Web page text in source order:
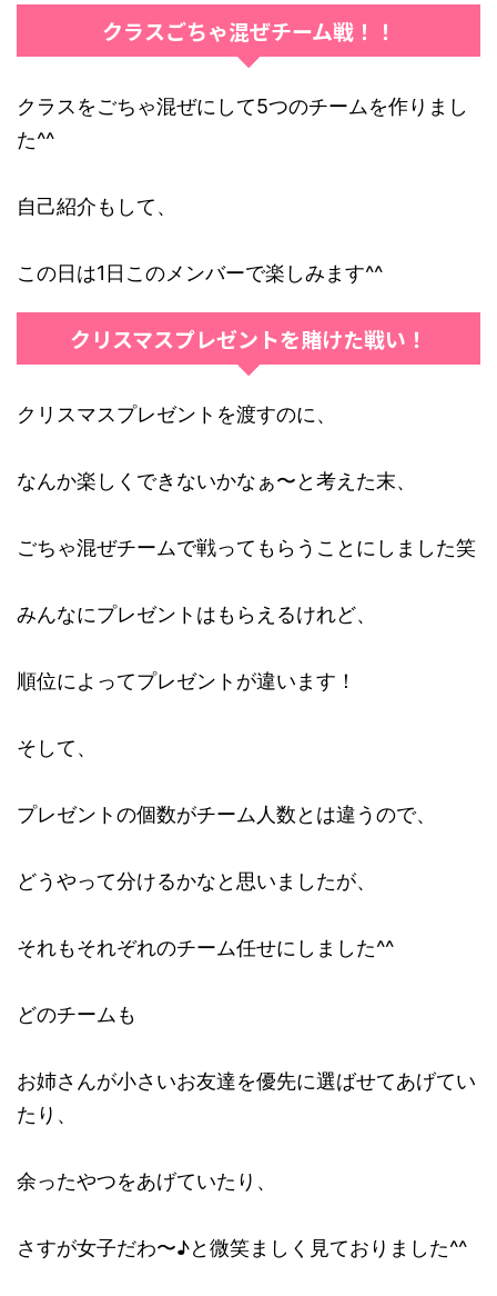
クラスごちゃ混ぜチーム戦！！
クラスをごちゃ混ぜにして5つのチームを作りまし
た^^
自己紹介もして、
この日は1日このメンバーで楽しみます^^
クリスマスプレゼントを賭けた戦い！
クリスマスプレゼントを渡すのに、
なんか楽しくできないかなぁ〜と考えた末、
ごちゃ混ぜチームで戦ってもらうことにしました笑
みんなにプレゼントはもらえるけれど、
順位によってプレゼントが違います！
そして、
プレゼントの個数がチーム人数とは違うので、
どうやって分けるかなと思いましたが、
それもそれぞれのチーム任せにしました^^
どのチームも
お姉さんが小さいお友達を優先に選ばせてあげてい
たり、
余ったやつをあげていたり、
さすが女子だわ〜♪と微笑ましく見ておりました^^